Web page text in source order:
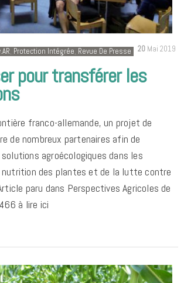
20 Mai 2019
, Protection Intégrée, Revue De Presse
pour transférer les
franco-allemande, un projet de
de nombreux partenaires afin de
agroécologiques dans les
nutrition des plantes et de la lutte contre
paru dans Perspectives Agricoles de
à lire ici